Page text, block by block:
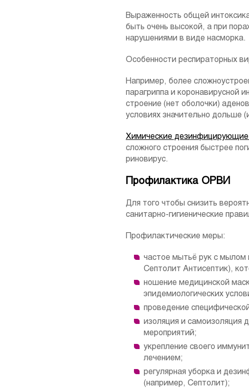
Выраженность общей
быть очень высокой, а при
нарушениями в виде насморка.
Особенности респираторных
Например, более
парагриппа и коронавирусной
строение (нет оболочки)
условиях значительно дольше
Химические дезинфицирующие
сложного строения быстрее
риновирус.
Профилактика ОРВИ
Для того чтобы снизить
санитарно-гигиенические
Профилактические меры:
частое мытьё рук с мылом
Септолит Антисептик),
ношение медицинской
эпидемиологических
проведение
изоляция и самоизоляция
мероприятий;
укрепление своего
лечением;
регулярная уборка и
(например, Септолит);